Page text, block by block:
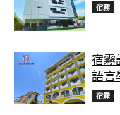
宿霧
宿霧
語言
宿霧